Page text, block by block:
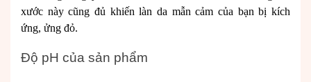
xước này cũng đủ khiến làn da mẫn cảm của bạn bị kích
ứng, ửng đỏ.
Độ pH của sản phẩm